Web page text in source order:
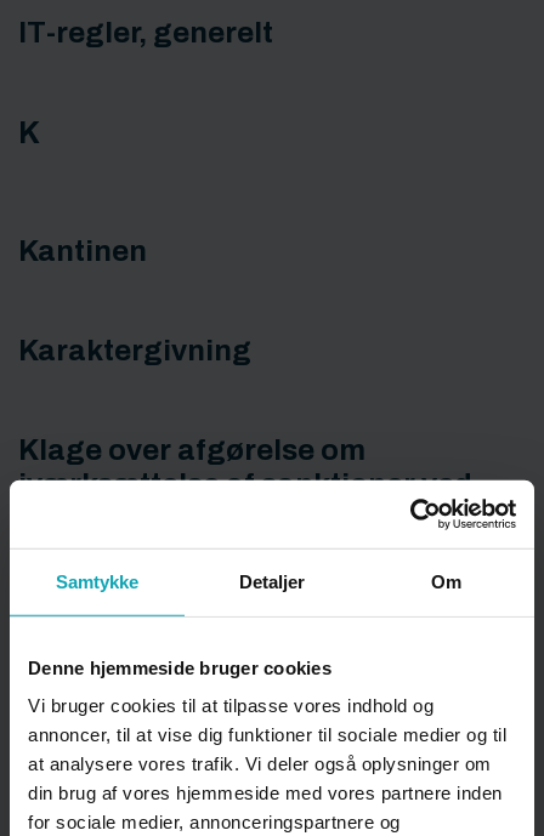
Samtykke Detaljer Om
Denne hjemmeside bruger cookies
Vi bruger cookies til at tilpasse vores indhold og
annoncer, til at vise dig funktioner til sociale medier og til
at analysere vores trafik. Vi deler også oplysninger om
din brug af vores hjemmeside med vores partnere inden
for sociale medier, annonceringspartnere og
IT-regler, generelt
K
Kantinen
Karaktergivning
Klage over afgørelse om
iværksættelse af sanktioner ved
ordensregler
eksamensindstillinger, nægtet
oprykning m.v., som er omfattet af
eksamensreglementet